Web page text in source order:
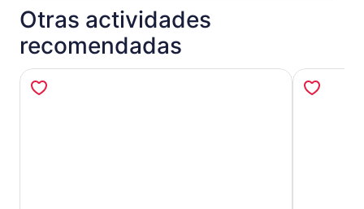
Otras actividades
recomendadas